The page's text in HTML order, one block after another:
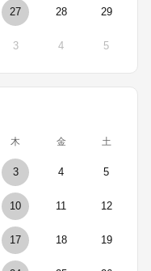
27 28 29
3 4 5
木 金 土
3 4 5
10 11 12
17 18 19